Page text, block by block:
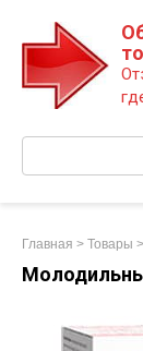
Главная > Товары >